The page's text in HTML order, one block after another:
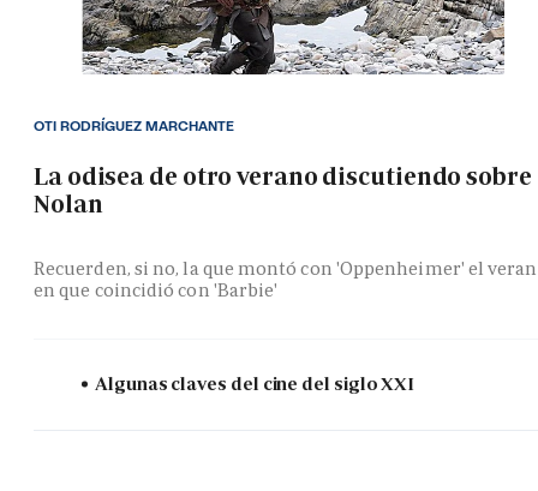
La odisea de otro verano discutiendo sobre
Nolan
Recuerden, si no, la que montó con 'Oppenheimer' el
en que coincidió con 'Barbie'
OTI RODRÍGUEZ MARCHANTE
Algunas claves del cine del siglo XXI